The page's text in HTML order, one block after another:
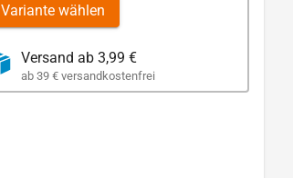
Variante wählen
Versand ab 3,99 €
ab 39 € versandkostenfrei